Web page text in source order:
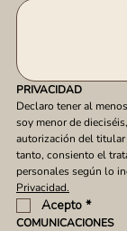
PRIVACIDAD
Declaro tener al
soy menor de
autorización del
tanto, consiento el
personales según lo
Privacidad.
Acepto *
COMUNICACIONES